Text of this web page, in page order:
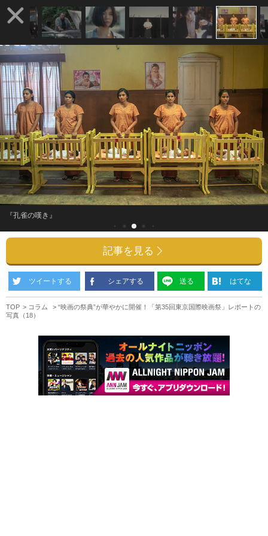
『孔雀の嘆き』
記事を見る
ツイートする シェアする 送る はてな
TOP コラム
“映画の祭典”が華やかに開催！「第35回東京国際映画祭」レポートの
写真（18）